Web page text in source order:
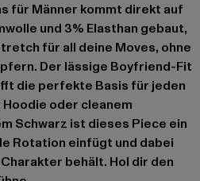
für Männer kommt direkt auf
und 3% Elasthan gebaut,
für all deine Moves, ohne
Der lässige Boyfriend-Fit
die perfekte Basis für jeden
oder cleanem
Schwarz ist dieses Piece ein
Rotation einfügt und dabei
behält. Hol dir den